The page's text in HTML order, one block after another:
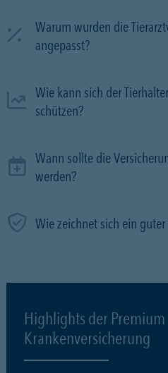
Warum wurden die
angepasst?
Wie kann sich der
schützen?
Wann sollte die
werden?
Wie zeichnet sich ein guter
Highlights der Premium
Krankenversicherung